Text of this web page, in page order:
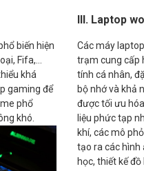
biến hiện
Fifa,…
khá
gaming để
phổ
khó.
III. Laptop
Các máy
trạm cung cấp
tính cá nhân,
bộ nhớ và khả
được tối ưu
liệu phức tạp
khí, các mô
tạo ra các hình
học, thiết kế